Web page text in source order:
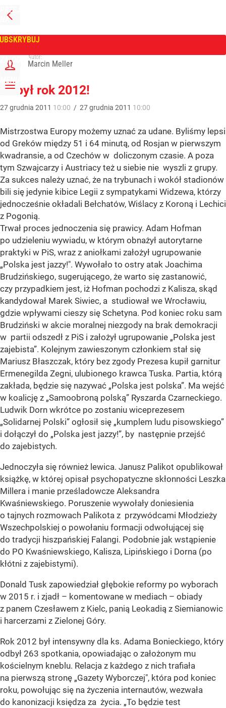
PRZEJDŹ
NA
GŁÓWNĄ
ZALOGUJ
MENU
Tygodnik Wprost
Autor:
Marcin Meller
To był rok 2012!
27grudnia 2011 10:00 / 27grudnia 2011 10:00
Mistrzostwa Europy możemy uznać za udane. Byliśmy lepsi
od Greków między 51 i 64 minutą, od Rosjan w pierwszym
kwadransie, a od Czechów w doliczonym czasie. A poza
tym Szwajcarzy i Austriacy też u siebie nie wyszli z grupy.
Za sukces należy uznać, że na trybunach i wokół stadionów
bili się jedynie kibice Legii z sympatykami Widzewa, którzy
jednocześnie okładali Bełchatów, Wiślacy z Koroną i Lechici
z Pogonią.
Trwał proces jednoczenia się prawicy. Adam Hofman
po udzieleniu wywiadu, w którym obnażył autorytarne
praktyki w PiS, wraz z aniołkami założył ugrupowanie
„Polska jest jazzy!". Wywołało to ostry atak Joachima
Brudzińskiego, sugerującego, że warto się zastanowić,
czy przypadkiem jest, iż Hofman pochodzi z Kalisza, skąd
kandydował Marek Siwiec, a studiował we Wrocławiu,
gdzie wpływami cieszy się Schetyna. Pod koniec roku sam
Brudziński w akcie moralnej niezgody na brak demokracji
w partii odszedł z PiS i założył ugrupowanie „Polska jest
zajebista”. Kolejnym zawieszonym członkiem stał się
Mariusz Błaszczak, który bez zgody Prezesa kupił garnitur
Ermenegilda Zegni, ulubionego krawca Tuska. Partia, którą
zakłada, będzie się nazywać „Polska jest polska”. Ma wejść
w koalicję z „Samoobroną polską” Ryszarda Czarneckiego.
Ludwik Dorn wkrótce po zostaniu wiceprezesem
„Solidarnej Polski” ogłosił się „kumplem ludu pisowskiego”
i dołączył do „Polska jest jazzy!”, by następnie przejść
do zajebistych.
Jednoczyła się również lewica. Janusz Palikot opublikował
książkę, w której opisał psychopatyczne skłonności Leszka
Millera i manie prześladowcze Aleksandra
Kwaśniewskiego. Poruszenie wywołały doniesienia
o tajnych rozmowach Palikota z przywódcami Młodzieży
Wszechpolskiej o powołaniu formacji odwołującej się
do tradycji hiszpańskiej Falangi. Podobnie jak wstąpienie
do PO Kwaśniewskiego, Kalisza, Lipińskiego i Dorna (po
kłótni z zajebistymi).
Donald Tusk zapowiedział głębokie reformy po wyborach
w 2015 r. i zjadł – komentowane w mediach – obiady
z panem Czesławem z Kielc, panią Leokadią z Siemianowic
i harcerzami z Zielonej Góry.
Rok 2012 był intensywny dla ks. Adama Bonieckiego, który
odbył 263 spotkania, opowiadając o założonym mu
kościelnym kneblu. Relacja z każdego z nich trafiała
na pierwszą stronę „Gazety Wyborczej", która pod koniec
roku, powołując się na życzenia internautów, wezwała
do kanonizacji księdza za życia. „To będzie test